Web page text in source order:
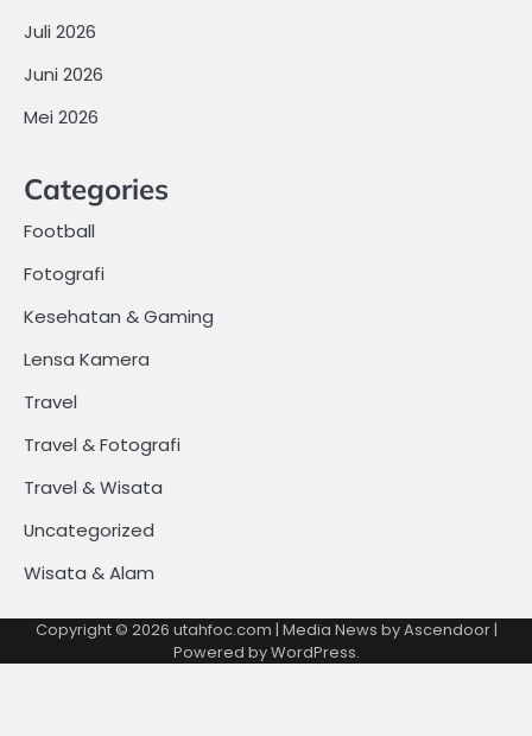
Juli 2026
Juni 2026
Mei 2026
Categories
Football
Fotografi
Kesehatan & Gaming
Lensa Kamera
Travel
Travel & Fotografi
Travel & Wisata
Uncategorized
Wisata & Alam
Copyright © 2026 utahfoc.com | Media News byAscendoor|
Powered byWordPress.